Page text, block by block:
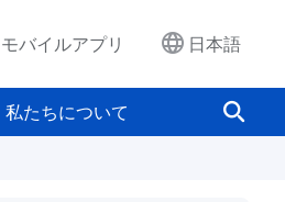
モバイルアプリ 日本語
私たちについて
神が洪水により地を滅ぼす（ハイ
ライト）